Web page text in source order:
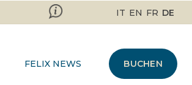
IT EN FR DE
FELIX NEWS BUCHEN